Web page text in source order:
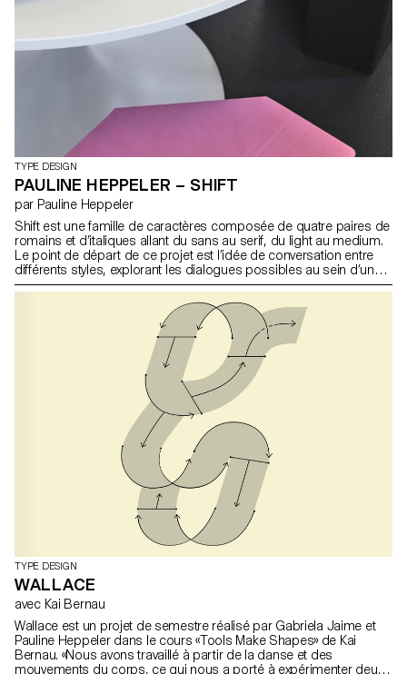
TYPE DESIGN
PAULINE HEPPELER – SHIFT
par Pauline Heppeler
Shift est une famille de caractères composée de quatre paires de
romains et d’italiques allant du sans au serif, du light au medium.
Le point de départ de ce projet est l’idée de conversation entre
différents styles, explorant les dialogues possibles au sein d’un
espace graphique. En brisant la répartition binaire des formes
selon leur graisse, les paires de styles sans et serif interagissent
et échangent, dans une richesse de détails et par une dialectique
constante entre accords, désaccords, communions et
dissensions, action et réaction, soulignant l’importance de la
négociation dans le design.
TYPE DESIGN
WALLACE
avec Kai Bernau
Wallace est un projet de semestre réalisé par Gabriela Jaime et
Pauline Heppeler dans le cours «Tools Make Shapes» de Kai
Bernau. «Nous avons travaillé à partir de la danse et des
mouvements du corps, ce qui nous a porté à expérimenter deux